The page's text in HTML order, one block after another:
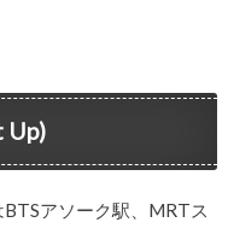
Up)
BTSアソーク駅、MRTス